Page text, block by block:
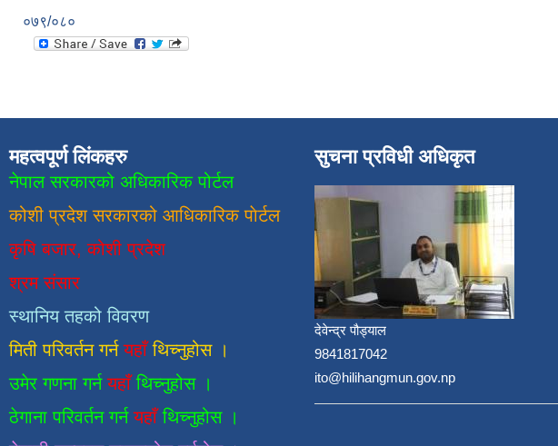
०७९/०८०
महत्वपूर्ण लिंकहरु
नेपाल सरकारको अधिकारिक पोर्टल
कोशी प्रदेश सरकारको आधिकारिकपाेर्टल
कृषि बजार, कोशी प्रदेश
श्रम संसार
स्थानिय तहको विवरण
मिती परिवर्तन गर्न यहाँ थिच्नुहोस ।
उमेर गणना गर्नयहाँथिच्नुहोस ।
ठेगाना परिवर्तन गर्नयहाँ थिच्नुहोस ।
सुचना प्रविधी अधिकृत
देवेन्द्र पौड्याल
9841817042
ito@hilihangmun.gov.np